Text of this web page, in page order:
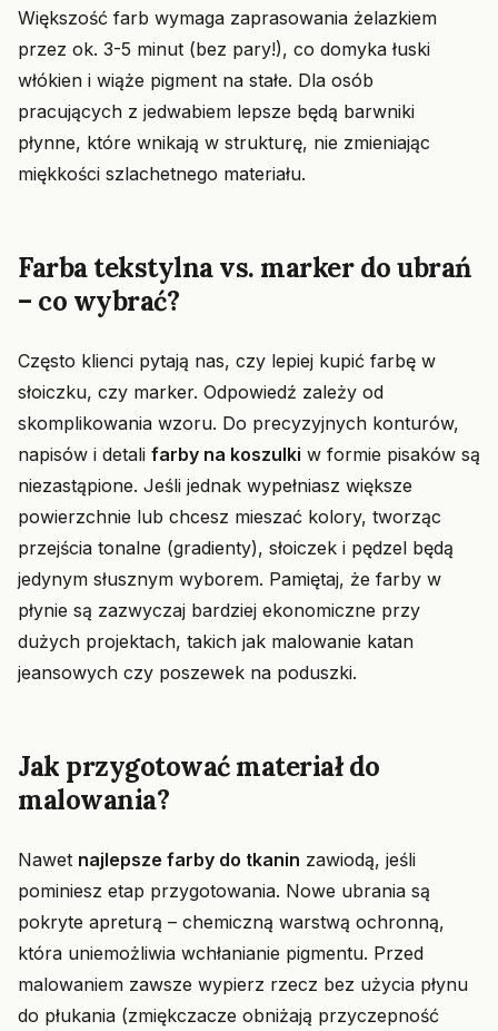
Większość farb wymaga zaprasowania żelazkiem
przez ok. 3-5 minut (bez pary!), co domyka łuski
włókien i wiąże pigment na stałe. Dla osób
pracujących z jedwabiem lepsze będą barwniki
płynne, które wnikają w strukturę, nie zmieniając
miękkości szlachetnego materiału.
Farba tekstylna vs. marker do ubrań
– co wybrać?
Często klienci pytają nas, czy lepiej kupić farbę w
słoiczku, czy marker. Odpowiedź zależy od
skomplikowania wzoru. Do precyzyjnych konturów,
napisów i detali farby na koszulki w formie pisaków są
niezastąpione. Jeśli jednak wypełniasz większe
powierzchnie lub chcesz mieszać kolory, tworząc
przejścia tonalne (gradienty), słoiczek i pędzel będą
jedynym słusznym wyborem. Pamiętaj, że farby w
płynie są zazwyczaj bardziej ekonomiczne przy
dużych projektach, takich jak malowanie katan
jeansowych czy poszewek na poduszki.
Jak przygotować materiał do
malowania?
Nawet najlepsze farby do tkanin zawiodą, jeśli
pominiesz etap przygotowania. Nowe ubrania są
pokryte apreturą – chemiczną warstwą ochronną,
która uniemożliwia wchłanianie pigmentu. Przed
malowaniem zawsze wypierz rzecz bez użycia płynu
do płukania (zmiękczacze obniżają przyczepność